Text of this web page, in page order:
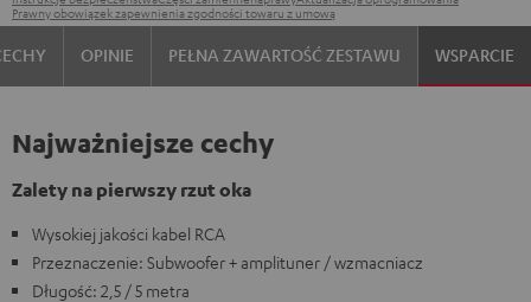
Prawny obowiązek zapewnienia zgodności towaru z umową
OPINIE PEŁNA ZAWARTOŚĆ ZESTAWU WSPARCIE
Najważniejsze cechy
Zalety na pierwszy rzut oka
Wysokiej jakości kabel RCA
Przeznaczenie: Subwoofer + amplituner / wzmacniacz
Długość: 2,5 / 5 metra